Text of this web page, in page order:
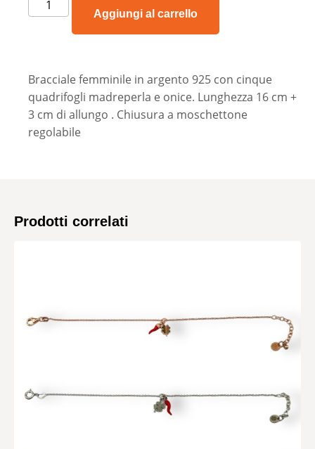
Aggiungi al carrello
Bracciale femminile in argento 925 con cinque
quadrifogli madreperla e onice. Lunghezza 16 cm +
3 cm di allungo . Chiusura a moschettone
regolabile
Prodotti correlati